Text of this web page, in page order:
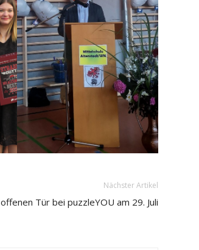
Nächster Artikel
Tür bei puzzleYOU am 29. Juli